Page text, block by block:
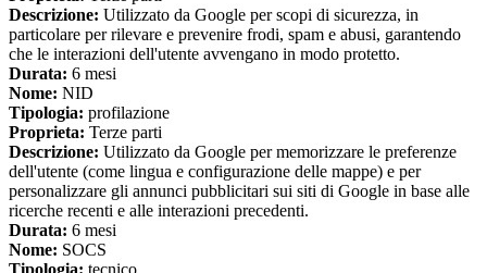
Descrizione: Utilizzato da Google per scopi di sicurezza, in
particolare per rilevare e prevenire frodi, spam e abusi, garantendo
che le interazioni dell'utente avvengano in modo protetto.
Durata: 6 mesi
Nome: NID
Tipologia: profilazione
Proprieta: Terze parti
Descrizione: Utilizzato da Google per memorizzare le preferenze
dell'utente (come lingua e configurazione delle mappe) e per
personalizzare gli annunci pubblicitari sui siti di Google in base alle
ricerche recenti e alle interazioni precedenti.
Durata: 6 mesi
Nome: SOCS